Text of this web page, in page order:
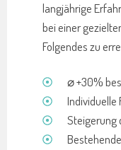
langjährige
bei einer
Folgendes zu
⌀ +30%
Individuelle
Steigerung